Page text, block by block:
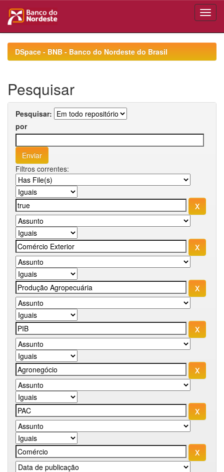
navigationDSpace - BNB - Banco do Nordeste do Brasil
Pesquisar
Pesquisar:
por
Filtros correntes: